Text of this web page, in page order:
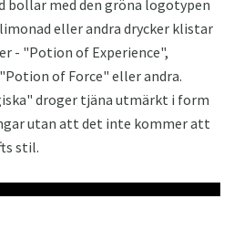
bollar med den gröna logotypen
eller andra drycker klistar
- "Potion of Experience",
of Force" eller andra.
droger tjäna utmärkt i form
utan att det inte kommer att
stil.